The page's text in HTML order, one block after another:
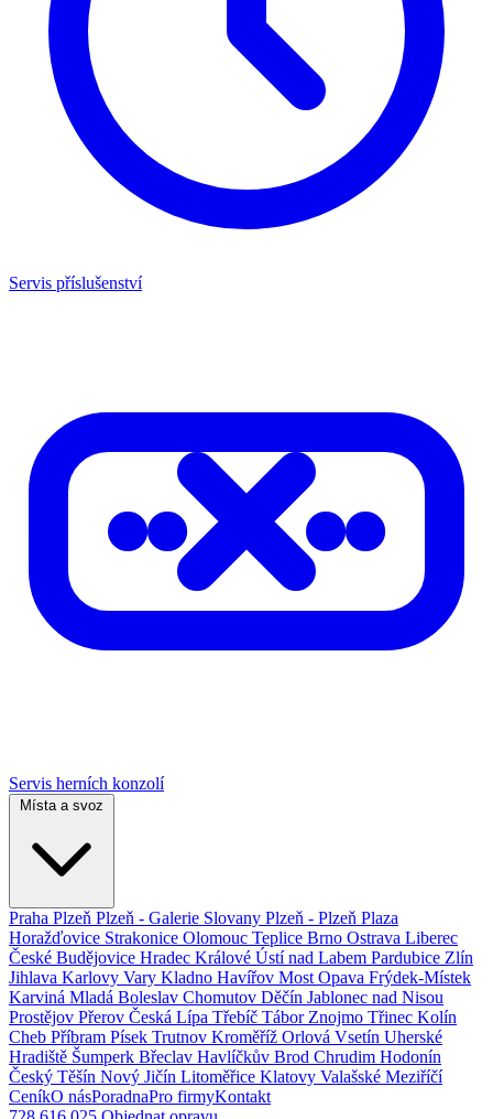
Servis příslušenství
Servis herních konzolí
Místa a svoz
Praha Plzeň Plzeň - Galerie Slovany Plzeň - Plzeň Plaza
Horažďovice Strakonice Olomouc Teplice Brno Ostrava Liberec
České Budějovice Hradec Králové Ústí nad Labem Pardubice Zlín
Jihlava Karlovy Vary Kladno Havířov Most Opava Frýdek-Místek
Karviná Mladá Boleslav Chomutov Děčín Jablonec nad Nisou
Prostějov Přerov Česká Lípa Třebíč Tábor Znojmo Třinec Kolín
Cheb Příbram Písek Trutnov Kroměříž Orlová Vsetín Uherské
Hradiště Šumperk Břeclav Havlíčkův Brod Chrudim Hodonín
Český Těšín Nový Jičín Litoměřice Klatovy Valašské Meziříčí
CeníkO násPoradnaPro firmyKontakt